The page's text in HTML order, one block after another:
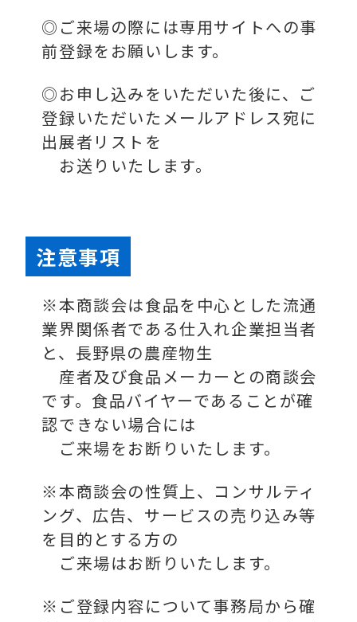
◎ご来場の際には専用サイトへの事
前登録をお願いします。
◎お申し込みをいただいた後に、ご
登録いただいたメールアドレス宛に
出展者リストを
お送りいたします。
注意事項
※本商談会は食品を中心とした流通
業界関係者である仕入れ企業担当者
と、長野県の農産物生
産者及び食品メーカーとの商談会
です。食品バイヤーであることが確
認できない場合には
ご来場をお断りいたします。
※本商談会の性質上、コンサルティ
ング、広告、サービスの売り込み等
を目的とする方の
ご来場はお断りいたします。
※ご登録内容について事務局から確